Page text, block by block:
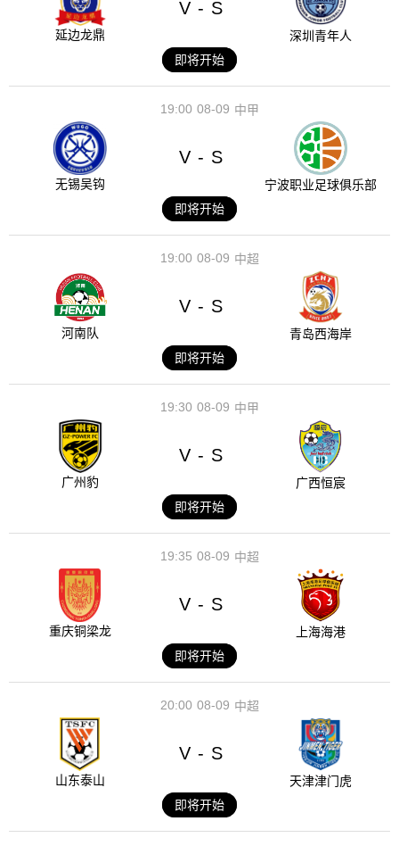
延边龙鼎
V - S
深圳青年人
即将开始
08-09
19:00 中甲
无锡吴钩
V - S
宁波职业足球俱乐部
即将开始
08-09
19:00 中超
河南队
V - S
青岛西海岸
即将开始
08-09
19:30 中甲
广州豹
V - S
广西恒宸
即将开始
08-09
19:35 中超
重庆铜梁龙
V - S
上海海港
即将开始
08-09
20:00 中超
山东泰山
V - S
天津津门虎
即将开始